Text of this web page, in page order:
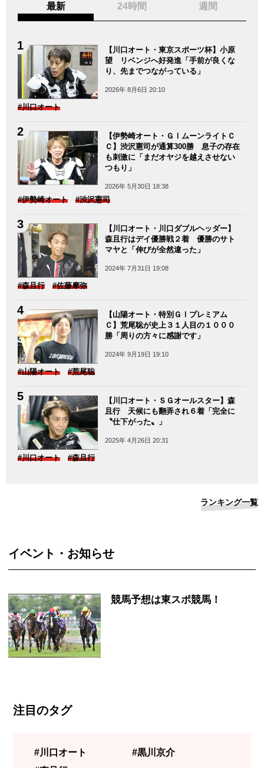
最新 24時間 週間
【川口オート・東京スポーツ杯】小原
望 リベンジへ好発進「手前が良くな
り、先までつながっている」
2026年 8月6日 20:10
#川口オート
【伊勢崎オート・ＧⅠムーンライトＣ
Ｃ】渋沢憲司が通算300勝 息子の存在
も刺激に「まだオヤジを越えさせない
つもり」
2026年 5月30日 18:38
#伊勢崎オート #渋沢憲司
【川口オート・川口ダブルヘッダー】
森且行はデイ優勝戦２着 優勝のサト
マヤと「伸びが全然違った」
2024年 7月31日 19:08
#森且行 #佐藤摩弥
【山陽オート・特別ＧⅠプレミアム
Ｃ】荒尾聡が史上３１人目の１０００
勝「周りの方々に感謝です」
2024年 9月19日 19:10
#山陽オート #荒尾聡
【川口オート・ＳＧオールスター】森
且行 天候にも翻弄され６着「完全に
〝仕下がった〟」
2025年 4月26日 20:31
#川口オート #森且行
ランキング一覧
イベント・お知らせ
競馬予想は東スポ競馬！
注目のタグ
#川口オート
#黒川京介